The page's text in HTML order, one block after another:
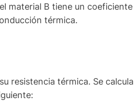
material B tiene un
térmica.
resistencia térmica. Se